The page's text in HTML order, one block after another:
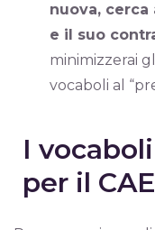
nuova,
e il suo
minimizzerai
vocaboli al
I
per il CAE